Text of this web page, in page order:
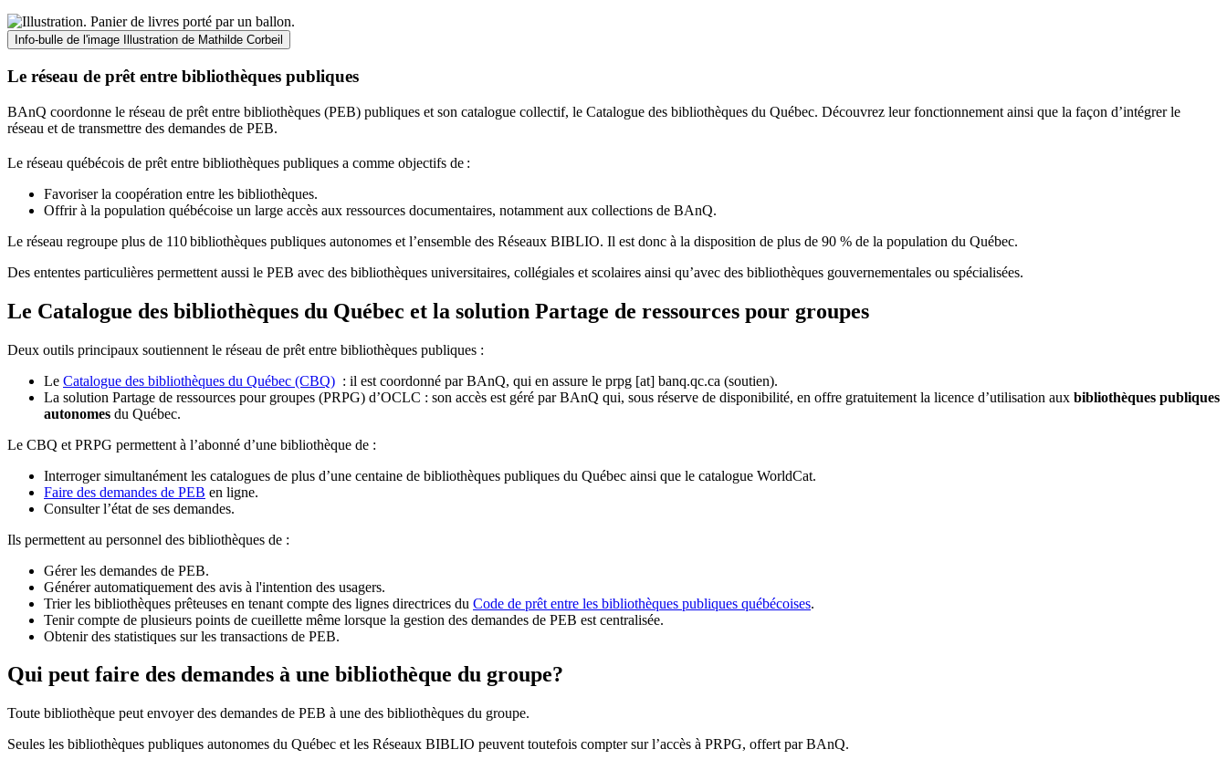
Info-bulle de l'image Illustration de Mathilde Corbeil
Le réseau de prêt entre bibliothèques publiques
BAnQ coordonne le réseau de prêt entre bibliothèques (PEB) publiques et son catalogue collectif, le Catalogue des bibliothèques du Québec. Découvrez leur fonctionnement ainsi que la façon d’intégrer le
réseau et de transmettre des demandes de PEB.
Le réseau québécois de prêt entre bibliothèques publiques a comme objectifs de :
Favoriser la coopération entre les bibliothèques.
Offrir à la population québécoise un large accès aux ressources documentaires, notamment aux collections de BAnQ.
Le réseau regroupe plus de 110bibliothèques publiques autonomes et l’ensemble des Réseaux BIBLIO. Il est donc à la disposition de plus de 90 % de la population du Québec.
Des ententes particulières permettent aussi le PEB avec des bibliothèques universitaires, collégiales et scolaires ainsi qu’avec des bibliothèques gouvernementales ou spécialisées.
Le Catalogue des bibliothèques du Québec et la solution Partage de ressources pour groupes
Deux outils principaux soutiennent le réseau de prêt entre bibliothèques publiques :
Le Catalogue des bibliothèques du Québec (CBQ) : il est coordonné par BAnQ, qui en assure le prpg [at] banq.qc.ca (soutien).
La solution Partage de ressources pour groupes (PRPG) d’OCLC : son accès est géré par BAnQ qui, sous réserve de disponibilité, en offre gratuitement la licence d’utilisation aux bibliothèques publiques
autonomes du Québec.
Le CBQ et PRPG permettent à l’abonné d’une bibliothèque de :
Interroger simultanément les catalogues de plus d’une centaine de bibliothèques publiques du Québec ainsi que le catalogue WorldCat.
Faire des demandes de PEB en ligne.
Consulter l’état de ses demandes.
Ils permettent au personnel des bibliothèques de :
Gérer les demandes de PEB.
Générer automatiquement des avis à l'intention des usagers.
Trier les bibliothèques prêteuses en tenant compte des lignes directrices du Code de prêt entre les bibliothèques publiques québécoises.
Tenir compte de plusieurs points de cueillette même lorsque la gestion des demandes de PEB est centralisée.
Obtenir des statistiques sur les transactions de PEB.
Qui peut faire des demandes à une bibliothèque du groupe?
Toute bibliothèque peut envoyer des demandes de PEB à une des bibliothèques du groupe.
Seules les bibliothèques publiques autonomes du Québec et les Réseaux BIBLIO peuvent toutefois compter sur l’accès à PRPG, offert par BAnQ.